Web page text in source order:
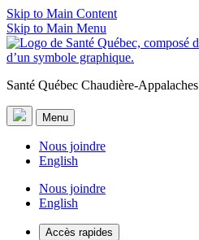
Skip to Main Content
Skip to Main Menu
Santé Québec Chaudière-Appalaches
Menu
Nous joindre
English
Nous joindre
English
Accès rapides